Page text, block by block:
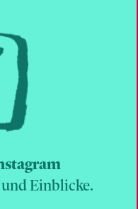
Einblicke.